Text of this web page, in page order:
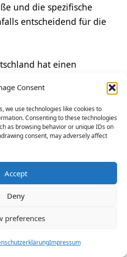
Consent
we use technologies like cookies to
Consenting to these technologies
as browsing behavior or unique IDs on
consent, may adversely affect
Accept
Deny
preferences
Impressum
und die spezifische
entscheidend für die
hat einen
wie
Württemberg sind die
Auch die genaue
des Gehalts.
Chance auf
in der Medientechnik